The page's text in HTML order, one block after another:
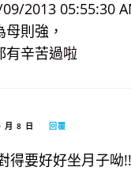
2013 05:55:30
則強，
有辛苦過啦
月 8 日 回覆
得要好好坐月子呦